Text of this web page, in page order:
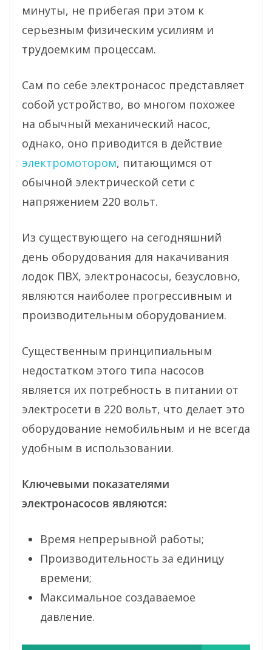
минуты, не прибегая при этом к
серьезным физическим усилиям и
трудоемким процессам.
Сам по себе электронасос представляет
собой устройство, во многом похожее
на обычный механический насос,
однако, оно приводится в действие
электромотором, питающимся от
обычной электрической сети с
напряжением 220 вольт.
Из существующего на сегодняшний
день оборудования для накачивания
лодок ПВХ, электронасосы, безусловно,
являются наиболее прогрессивным и
производительным оборудованием.
Существенным принципиальным
недостатком этого типа насосов
является их потребность в питании от
электросети в 220 вольт, что делает это
оборудование немобильным и не всегда
удобным в использовании.
Ключевыми показателями
электронасосов являются:
Время непрерывной работы;
Производительность за единицу
времени;
Максимальное создаваемое
давление.